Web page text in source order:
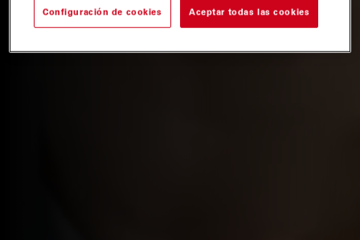
Configuración de cookies Aceptar todas las cookies